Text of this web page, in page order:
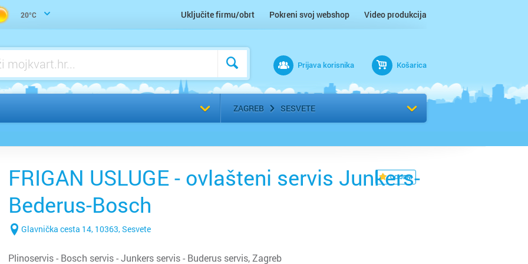
20°C Uključite firmu/obrt Pokreni svoj webshop Video produkcija
Prijava korisnika Košarica
Voda, vodoinstalater, vodovod, kanalizacija - servis
ZAGREB SESVETE
Odaberi grad
OCIJENI
FRIGAN USLUGE - ovlašteni servis Junkers-
Bederus-Bosch
Glavnička cesta 14, 10363, Sesvete
Plinoservis - Bosch servis - Junkers servis - Buderus servis, Zagreb